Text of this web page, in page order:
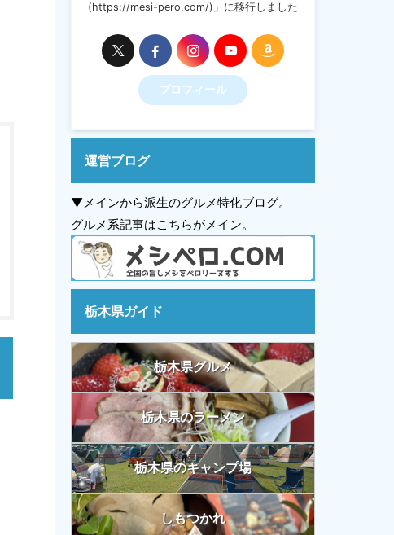
(https://mesi-pero.com/)」に移行しました
プロフィール
運営ブログ
▼メインから派生のグルメ特化ブログ。
グルメ系記事はこちらがメイン。
栃木県ガイド
栃木県グルメ
栃木県のラーメン
栃木県のキャンプ場
しもつかれ